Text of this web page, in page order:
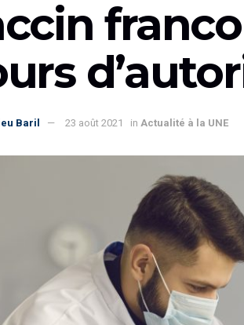
Baril 23 août 2021 in Actualité à la UNE